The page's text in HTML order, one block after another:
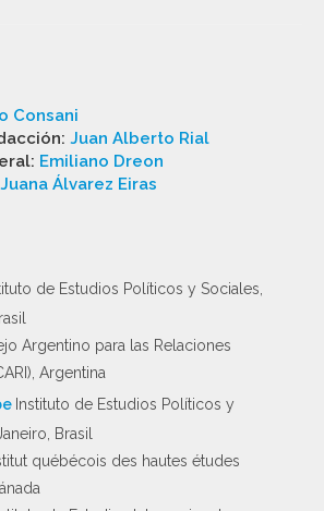
Consani
Juan Alberto Rial
Emiliano Dreon
Juana Álvarez Eiras
de Estudios Políticos y Sociales,
Argentino para las Relaciones
Argentina
Instituto de Estudios Políticos y
Brasil
québécois des hautes études